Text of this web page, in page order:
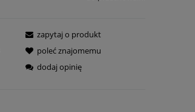
zapytaj o produkt
poleć znajomemu
dodaj opinię